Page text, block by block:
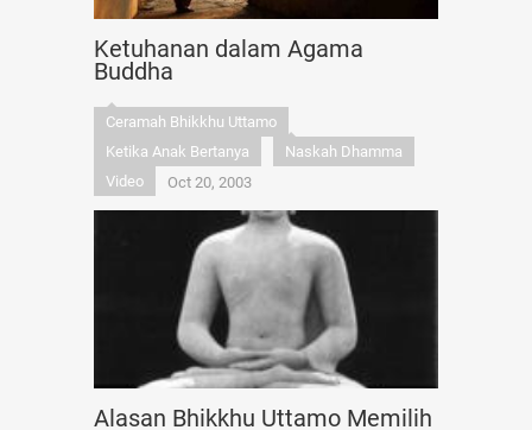
Ketuhanan dalam Agama
Buddha
Ceramah Bhikkhu Uttamo
Ketika Anak Bertanya
Naskah Dhamma
Video
Oct 20, 2003
Alasan Bhikkhu Uttamo Memilih